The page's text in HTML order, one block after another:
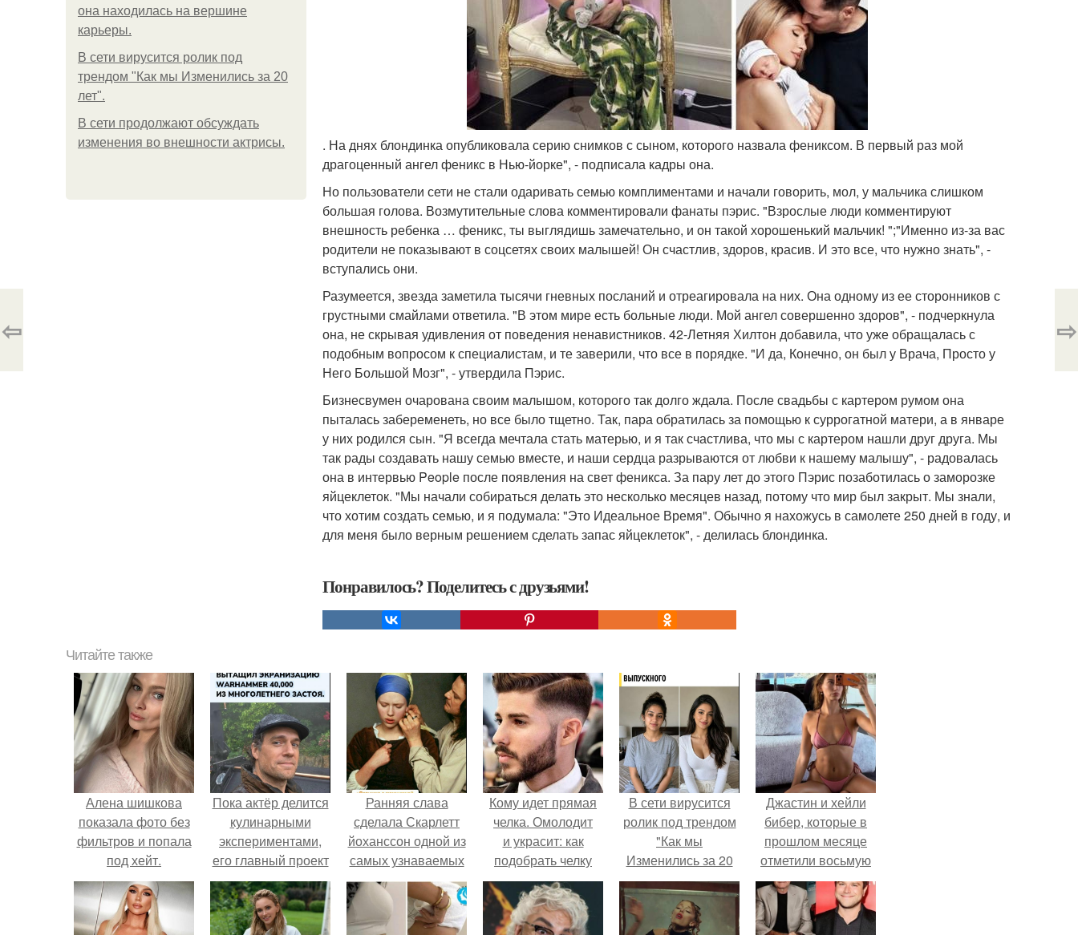
она находилась на вершине
карьеры.
В сети вирусится ролик под
трендом "Как мы Изменились за 20
лет".
В сети продолжают обсуждать
изменения во внешности актрисы.
. На днях блондинка опубликовала серию снимков с сыном, которого назвала фениксом. В первый раз мой
драгоценный ангел феникс в Нью-йорке", - подписала кадры она.
Но пользователи сети не стали одаривать семью комплиментами и начали говорить, мол, у мальчика слишком
большая голова. Возмутительные слова комментировали фанаты пэрис. "Взрослые люди комментируют
внешность ребенка … феникс, ты выглядишь замечательно, и он такой хорошенький мальчик! ";"Именно из-за вас
родители не показывают в соцсетях своих малышей! Он счастлив, здоров, красив. И это все, что нужно знать", -
вступались они.
Разумеется, звезда заметила тысячи гневных посланий и отреагировала на них. Она одному из ее сторонников с
грустными смайлами ответила. "В этом мире есть больные люди. Мой ангел совершенно здоров", - подчеркнула
она, не скрывая удивления от поведения ненавистников. 42-Летняя Хилтон добавила, что уже обращалась с
подобным вопросом к специалистам, и те заверили, что все в порядке. "И да, Конечно, он был у Врача, Просто у
Него Большой Мозг", - утвердила Пэрис.
Бизнесвумен очарована своим малышом, которого так долго ждала. После свадьбы с картером румом она
пыталась забеременеть, но все было тщетно. Так, пара обратилась за помощью к суррогатной матери, а в январе
у них родился сын. "Я всегда мечтала стать матерью, и я так счастлива, что мы с картером нашли друг друга. Мы
так рады создавать нашу семью вместе, и наши сердца разрываются от любви к нашему малышу", - радовалась
она в интервью People после появления на свет феникса. За пару лет до этого Пэрис позаботилась о заморозке
яйцеклеток. "Мы начали собираться делать это несколько месяцев назад, потому что мир был закрыт. Мы знали,
что хотим создать семью, и я подумала: "Это Идеальное Время". Обычно я нахожусь в самолете 250 дней в году, и
для меня было верным решением сделать запас яйцеклеток", - делилась блондинка.
Понравилось? Поделитесь с друзьями!
⇦ ⇨
Читайте также
Алена шишкова
показала фото без
фильтров и попала
под хейт.
Пока актёр делится
кулинарными
экспериментами,
его главный проект
сделал серьёзный
шаг вперёд.
Ранняя слава
сделала Скарлетт
йоханссон одной из
самых узнаваемых
актрис голливуда,
но за глянцевым
фасадом
Кому идет прямая
челка. Омолодит
и украсит: как
подобрать челку
по форме лица
В сети вирусится
ролик под трендом
"Как мы
Изменились за 20
лет".
Джастин и хейли
бибер, которые в
прошлом месяце
отметили восьмую
годовщину
помолвки, показали
новые фото с